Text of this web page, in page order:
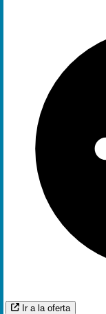
Ir a la oferta